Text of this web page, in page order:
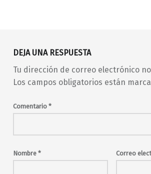
DEJA UNA RESPUESTA
Tu dirección de correo electrónico
Los campos obligatorios están
Comentario *
Nombre * Correo